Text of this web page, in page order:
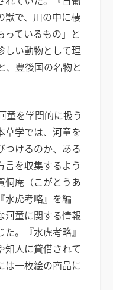
獣で、川の中に棲
ているもの」と
しい動物として理
、豊後国の名物と
童を学問的に扱う
草学では、河童を
つけるのか、ある
言を収集するよう
侗庵（こがとうあ
水虎考略』を編
河童に関する情報
。『水虎考略』
知人に貸借されて
は一枚絵の商品に